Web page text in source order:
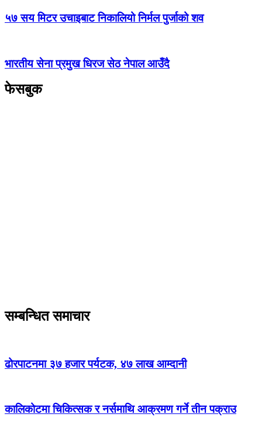
५७ सय मिटर उचाइबाट निकालियो निर्मल पुर्जाको शव
भारतीय सेना प्रमुख धिरज सेठ नेपाल आउँदै
फेसबुक
सम्बन्धित समाचार
ढोरपाटनमा ३७ हजार पर्यटक, ४७ लाख आम्दानी
कालिकोटमा चिकित्सक र नर्समाथि आक्रमण गर्ने तीन पक्राउ